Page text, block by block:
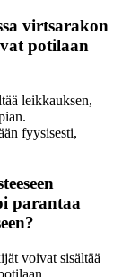
virtsarakon
potilaan
leikkauksen,
fyysisesti,
parantaa
voivat sisältää